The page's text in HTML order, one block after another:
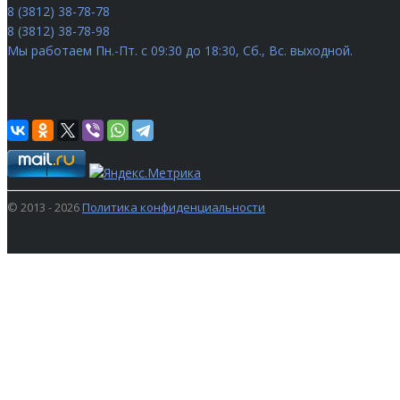
8 (3812) 38-78-78
8 (3812) 38-78-98
Мы работаем Пн.-Пт. с 09:30 до 18:30, Сб., Вс. выходной.
© 2013 - 2026Политика конфиденциальности